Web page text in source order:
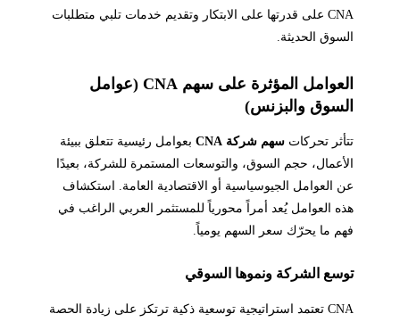
CNA على قدرتها على الابتكار وتقديم خدمات تلبي متطلبات
السوق الحديثة.
العوامل المؤثرة على سهم CNA (عوامل
السوق والبزنس)
تتأثر تحركات سهم شركة CNA
بعوامل رئيسية تتعلق ببيئة
الأعمال، حجم السوق، والتوسعات المستمرة للشركة، بعيدًا
عن العوامل الجيوسياسية أو الاقتصادية العامة. استكشاف
هذه العوامل يُعد أمراً محورياً للمستثمر العربي الراغب في
فهم ما يحرّك سعر السهم يومياً.
توسع الشركة ونموها السوقي
CNA تعتمد استراتيجية توسعية ذكية ترتكز على زيادة الحصة